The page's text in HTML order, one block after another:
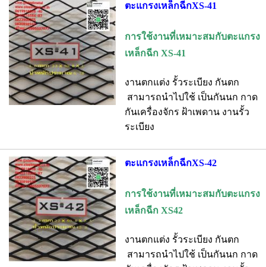
ตะแกรงเหล็กฉีกXS-41
การใช้งานที่เหมาะสมกับตะแกรง
เหล็กฉีก XS-41
งานตกแต่ง รั้วระเบียง กันตก
สามารถนำไปใช้ เป็นกันนก กาด
กันเครื่องจักร ฝ้าเพดาน งานรั้ว
ระเบียง
ตะแกรงเหล็กฉีกXS-42
การใช้งานที่เหมาะสมกับตะแกรง
เหล็กฉีก XS42
งานตกแต่ง รั้วระเบียง กันตก
สามารถนำไปใช้ เป็นกันนก กาด